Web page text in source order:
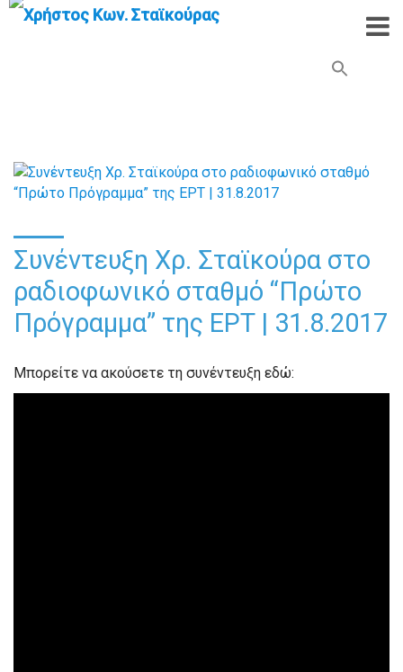
Συνέντευξη Χρ. Σταϊκούρα στο
ραδιοφωνικό σταθμό “Πρώτο
Πρόγραμμα” της ΕΡΤ | 31.8.2017
Μπορείτε να ακούσετε τη συνέντευξη εδώ: